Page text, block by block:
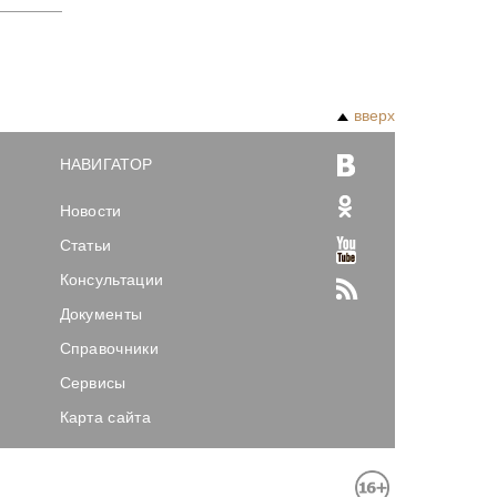
вверх
НАВИГАТОР
Новости
Статьи
Консультации
Документы
Справочники
Сервисы
Карта сайта